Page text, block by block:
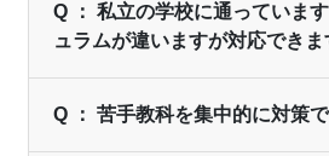
Q ： 私立の学校に通っています。公立とカリキ
ュラムが違いますが対応できま
Q ： 苦手教科を集中的に対策